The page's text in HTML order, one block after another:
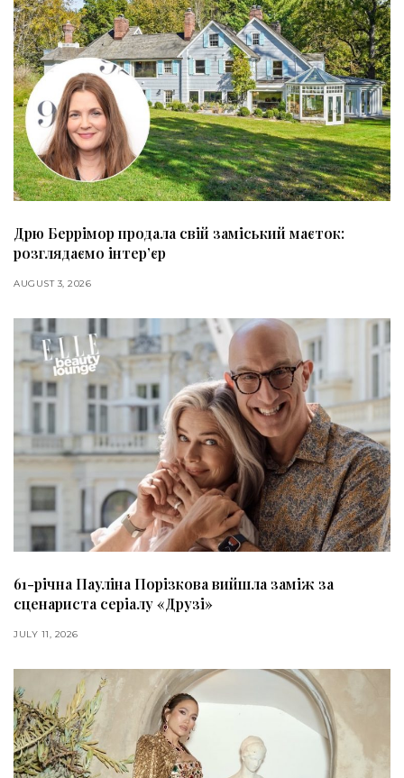
Дрю Беррімор продала свій заміський маєток:
розглядаємо інтер’єр
AUGUST 3, 2026
61-річна Пауліна Порізкова вийшла заміж за
сценариста серіалу «Друзі»
JULY 11, 2026